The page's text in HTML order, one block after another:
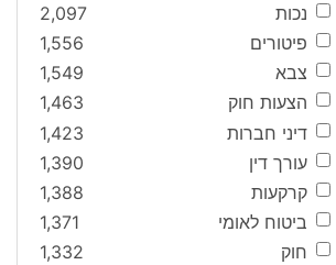
נכות
2,097
פיטורים
1,556
צבא
1,549
הצעות חוק
1,463
דיני חברות
1,423
עורך דין
1,390
קרקעות
1,388
ביטוח לאומי
1,371
חוק
1,332